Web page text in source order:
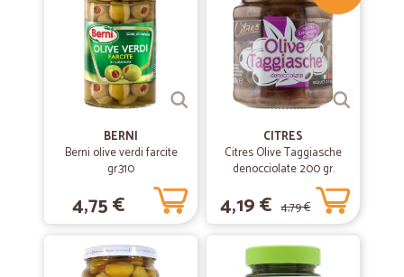
BERNI
Berni olive verdi farcite
gr.310
4,75 €
CITRES
Citres Olive Taggiasche
denocciolate 200 gr.
4,19 € 4,79 €